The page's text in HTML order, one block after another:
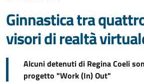
Ginnastica tra
visori di realtà
Alcuni detenuti di Regina Coeli
progetto "Work (In) Out"